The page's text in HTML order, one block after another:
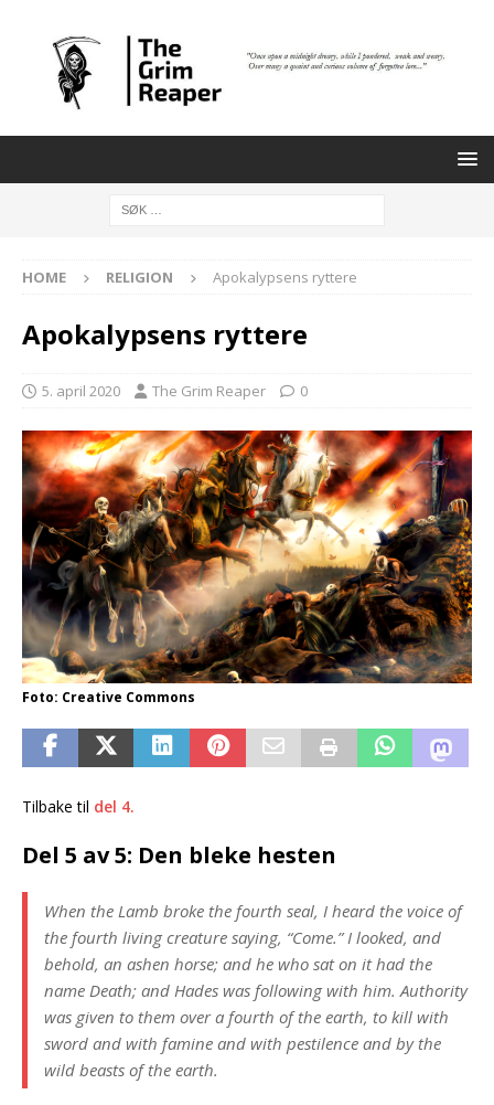
HOME RELIGION Apokalypsens ryttere
Apokalypsens ryttere
5. april 2020 The Grim Reaper 0
Foto: Creative Commons
Tilbake til del 4.
Del 5 av 5: Den bleke hesten
When the Lamb broke the fourth seal, I heard the voice of
the fourth living creature saying, “Come.” I looked, and
behold, an ashen horse; and he who sat on it had the
name Death; and Hades was following with him. Authority
was given to them over a fourth of the earth, to kill with
sword and with famine and with pestilence and by the
wild beasts of the earth.